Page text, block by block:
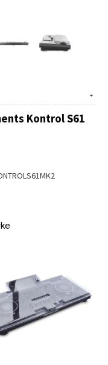
Kontrol S61